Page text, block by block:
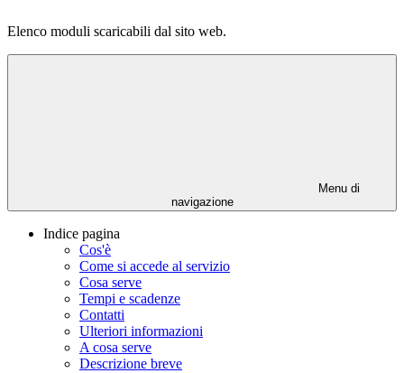
Elenco moduli scaricabili dal sito web.
Menu di
navigazione
Indice pagina
Cos'è
Come si accede al servizio
Cosa serve
Tempi e scadenze
Contatti
Ulteriori informazioni
A cosa serve
Descrizione breve